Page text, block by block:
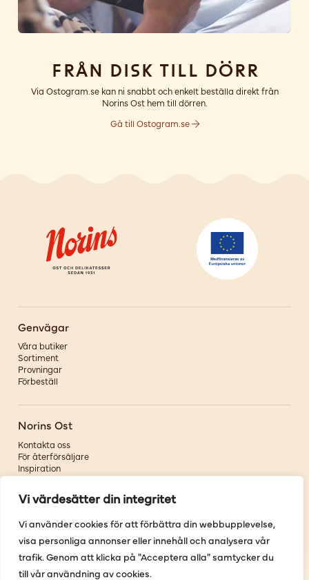
Vi värdesätter din integritet
Vi använder cookies för att förbättra din webbupplevelse,
visa personliga annonser eller innehåll och analysera vår
trafik. Genom att klicka på "Acceptera alla" samtycker du
till vår användning av cookies.
Från disk till dörr
Via Ostogram.se kan ni snabbt och enkelt beställa direkt från
Norins Ost hem till dörren.
Gå till Ostogram.se
Genvägar
Våra butiker
Sortiment
Provningar
Förbeställ
Norins Ost
Kontakta oss
För återförsäljare
Inspiration
Om oss
Följ oss
Facebook
Instagram